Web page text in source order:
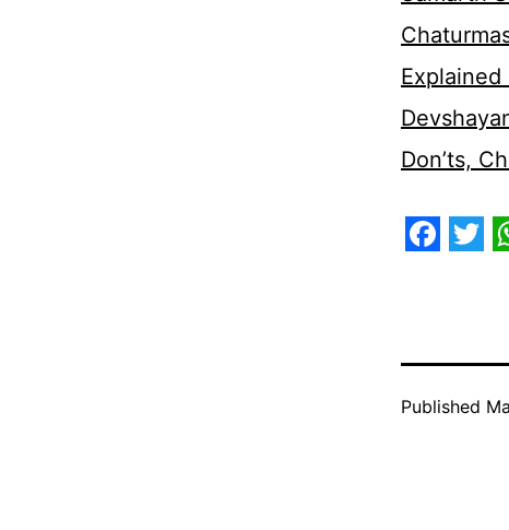
Explained
Don’ts,
Published